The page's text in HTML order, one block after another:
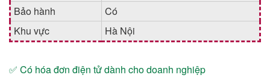
Bảo hành
Có
Khu vực
Hà Nội
✅ Có hóa đơn điện tử dành cho doanh nghiệp